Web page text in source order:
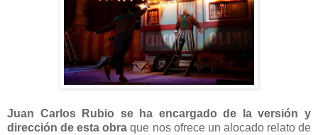
Juan Carlos Rubio se ha encargado de la versión y
dirección de esta obra que nos ofrece un alocado relato de